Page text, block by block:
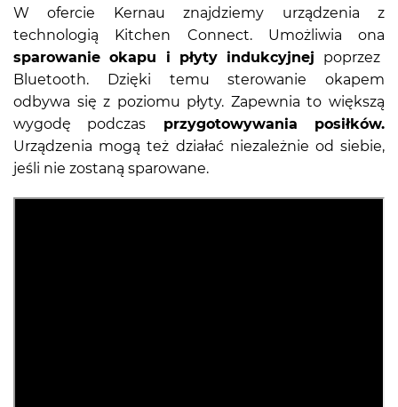
W ofercie Kernau znajdziemy urządzenia z
technologią Kitchen Connect. Umożliwia ona
sparowanie okapu i płyty indukcyjnej poprzez
Bluetooth. Dzięki temu sterowanie okapem
odbywa się z poziomu płyty. Zapewnia to większą
wygodę podczas przygotowywania posiłków.
Urządzenia mogą też działać niezależnie od siebie,
jeśli nie zostaną sparowane.